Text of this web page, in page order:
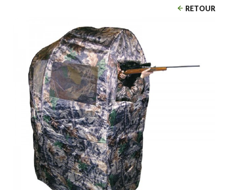
RETOUR